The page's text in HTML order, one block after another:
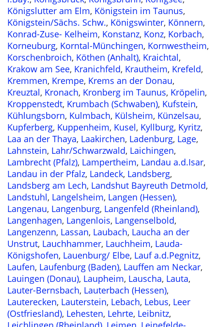
Königslutter am Elm, Königstein im Taunus,
Königstein/Sächs. Schw., Königswinter, Könnern,
Konrad-Zuse- Kelheim, Konstanz, Konz, Korbach,
Korneuburg, Korntal-Münchingen, Kornwestheim,
Korschenbroich, Köthen (Anhalt), Kraichtal,
Krakow am See, Kranichfeld, Krautheim, Krefeld,
Kremmen, Krempe, Krems an der Donau,
Kreuztal, Kronach, Kronberg im Taunus, Kröpelin,
Kroppenstedt, Krumbach (Schwaben), Kufstein,
Kühlungsborn, Kulmbach, Külsheim, Künzelsau,
Kupferberg, Kuppenheim, Kusel, Kyllburg, Kyritz,
Laa an der Thaya, Laakirchen, Ladenburg, Lage,
Lahnstein, Lahr/Schwarzwald, Laichingen,
Lambrecht (Pfalz), Lampertheim, Landau a.d.Isar,
Landau in der Pfalz, Landeck, Landsberg,
Landsberg am Lech, Landshut Bayreuth Detmold,
Landstuhl, Langelsheim, Langen (Hessen),
Langenau, Langenburg, Langenfeld (Rheinland),
Langenhagen, Langenlois, Langenselbold,
Langenzenn, Lassan, Laubach, Laucha an der
Unstrut, Lauchhammer, Lauchheim, Lauda-
Königshofen, Lauenburg/ Elbe, Lauf a.d.Pegnitz,
Laufen, Laufenburg (Baden), Lauffen am Neckar,
Lauingen (Donau), Laupheim, Lauscha, Lauta,
Lauter-Bernsbach, Lauterbach (Hessen),
Lauterecken, Lauterstein, Lebach, Lebus, Leer
(Ostfriesland), Lehesten, Lehrte, Leibnitz,